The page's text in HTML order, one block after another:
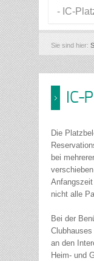
Sie sind hier:
IC-
Die
bei
nicht alle
Bei der
an den
Heim- und